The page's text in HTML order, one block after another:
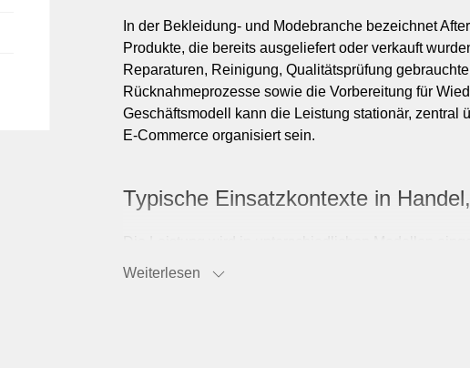
Facility
Finanzen &
Immobilien
Landwirtschaft
Mobilität
In der Bekleidung- und Modebranche bezeichnet
Produkte, die bereits ausgeliefert oder verkauft
Reparaturen, Reinigung, Qualitätsprüfung
Rücknahmeprozesse sowie die Vorbereitung für
Geschäftsmodell kann die Leistung stationär, zentral
E-Commerce organisiert sein.
Typische Einsatzkontexte in
und Reklamationsfälle, bei Marken für Reparatur-
Weiterlesen